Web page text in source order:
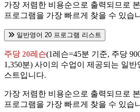
가장 저렴한 비용순으로 출력되므로
프로그램을 가장 빠르게 찾을 수 있습
일반영어 20 프로그램 리스트
주당 20레슨(1레슨=45분 기준, 주당
1,350분) 사이의 수업이 제공되는 일반
스트입니다.
가장 저렴한 비용순으로 출력되므로
프로그램을 가장 빠르게 찾을 수 있습